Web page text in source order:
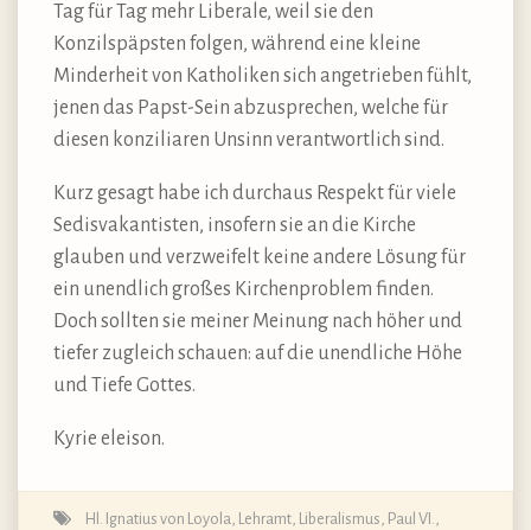
Tag für Tag mehr Liberale, weil sie den
Konzilspäpsten folgen, während eine kleine
Minderheit von Katholiken sich angetrieben fühlt,
jenen das Papst-Sein abzusprechen, welche für
diesen konziliaren Unsinn verantwortlich sind.
Kurz gesagt habe ich durchaus Respekt für viele
Sedisvakantisten, insofern sie an die Kirche
glauben und verzweifelt keine andere Lösung für
ein unendlich großes Kirchenproblem finden.
Doch sollten sie meiner Meinung nach höher und
tiefer zugleich schauen: auf die unendliche Höhe
und Tiefe Gottes.
Kyrie eleison.
Hl. Ignatius von Loyola, Lehramt, Liberalismus, Paul VI.,